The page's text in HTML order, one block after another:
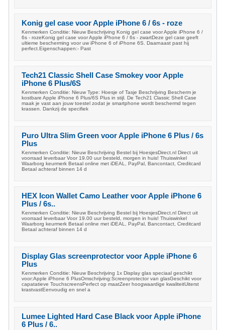
Konig gel case voor Apple iPhone 6 / 6s - roze
Kenmerken Conditie: Nieuw Beschrijving Konig gel case voor Apple iPhone 6 /
6s - rozeKonig gel case voor Apple iPhone 6 / 6s - zwartDeze gel case geeft
ultieme bescherming voor uw iPhone 6 of iPhone 6S. Daarnaast past hij
perfect.Eigenschappen:- Past
Tech21 Classic Shell Case Smokey voor Apple
iPhone 6 Plus/6S
Kenmerken Conditie: Nieuw Type: Hoesje of Tasje Beschrijving Bescherm je
kostbare Apple iPhone 6 Plus/6S Plus in stijl. De Tech21 Classic Shell Case
maak je vast aan jouw toestel zodat je smartphone wordt beschermd tegen
krassen. Dankzij de specifiek
Puro Ultra Slim Green voor Apple iPhone 6 Plus / 6s
Plus
Kenmerken Conditie: Nieuw Beschrijving Bestel bij HoesjesDirect.nl Direct uit
voorraad leverbaar Voor 19.00 uur besteld, morgen in huis! Thuiswinkel
Waarborg keurmerk Betaal online met iDEAL, PayPal, Bancontact, Creditcard
Betaal achteraf binnen 14 d
HEX Icon Wallet Camo Leather voor Apple iPhone 6
Plus / 6s..
Kenmerken Conditie: Nieuw Beschrijving Bestel bij HoesjesDirect.nl Direct uit
voorraad leverbaar Voor 19.00 uur besteld, morgen in huis! Thuiswinkel
Waarborg keurmerk Betaal online met iDEAL, PayPal, Bancontact, Creditcard
Betaal achteraf binnen 14 d
Display Glas screenprotector voor Apple iPhone 6
Plus
Kenmerken Conditie: Nieuw Beschrijving 1x Display glas speciaal geschikt
voor:Apple iPhone 6 PlusOmschrijving:Screenprotector van glasGeschikt voor
capatatieve TouchscreensPerfect op maatZeer hoogwaardige kwaliteitUiterst
krastvastEenvoudig en snel a
Lumee Lighted Hard Case Black voor Apple iPhone
6 Plus / 6..